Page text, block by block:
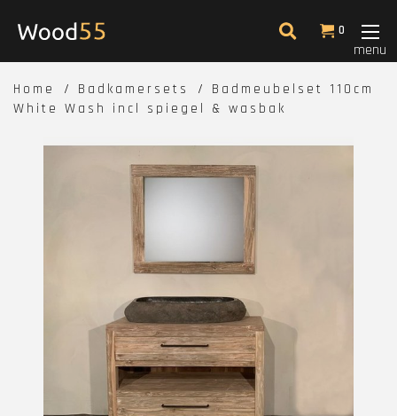
0
menu
Home Badkamersets
Badmeubelset 110cm
White Wash incl spiegel & wasbak